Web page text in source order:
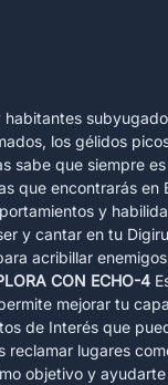
los gélidos
sabe que siempre
que encontrarás
y
y cantar en tu
acribillar
CON ECHO-4
mejorar tu
de Interés que
lugares
objetivo y